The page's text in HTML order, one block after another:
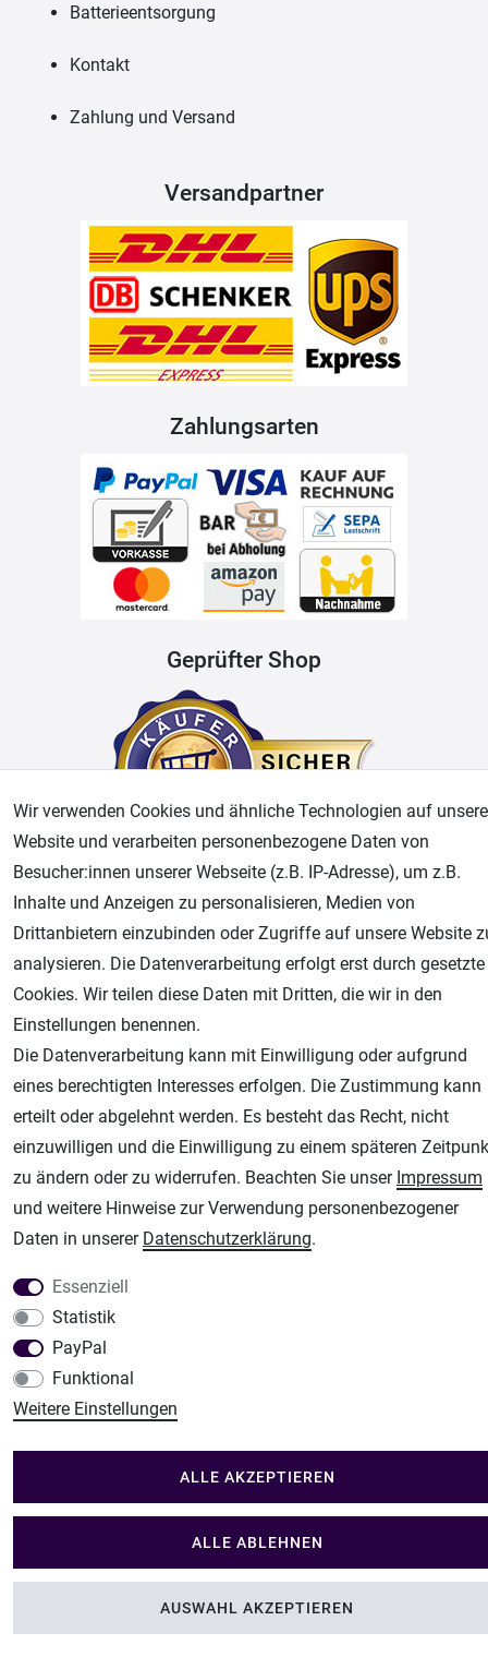
Batterieentsorgung
Kontakt
Zahlung und Versand
Versandpartner
Zahlungsarten
Geprüfter Shop
AGB Widerrufsrecht Datenschutz Impressum
Unsere weiteren Shops:
Airbrush-City
Fachhandel für: Airbrushpistolen, Kompressoren, Airbrushfarben
Modellbau Shop
Plotter-City
Schneideplotter, Transferpressen, Siebdruck und Plotterfolien
Im Shop Kaufen
Wir verwenden Cookies und ähnliche Technologien auf
Website und verarbeiten personenbezogene Daten von
Besucher:innen unserer Webseite (z.B. IP-Adresse), um z.B.
Inhalte und Anzeigen zu personalisieren, Medien von
Drittanbietern einzubinden oder Zugriffe auf unsere Website
analysieren. Die Datenverarbeitung erfolgt erst durch gesetzte
Cookies. Wir teilen diese Daten mit Dritten, die wir in den
Einstellungen benennen.
Die Datenverarbeitung kann mit Einwilligung oder aufgrund
eines berechtigten Interesses erfolgen. Die Zustimmung kann
erteilt oder abgelehnt werden. Es besteht das Recht, nicht
einzuwilligen und die Einwilligung zu einem späteren
zu ändern oder zu widerrufen. Beachten Sie unser Impressum
und weitere Hinweise zur Verwendung personenbezogener
Daten in unserer Daten­schutz­erklärung.
Essenziell
Statistik
PayPal
Funktional
Weitere Einstellungen
ALLE AKZEPTIEREN
ALLE ABLEHNEN
AUSWAHL AKZEPTIEREN